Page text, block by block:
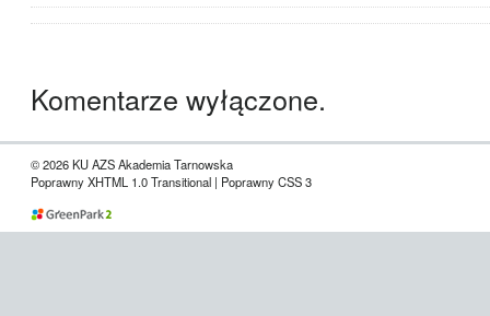
Komentarze wyłączone.
© 2026 KU AZS Akademia Tarnowska
Poprawny XHTML 1.0 Transitional | Poprawny CSS 3